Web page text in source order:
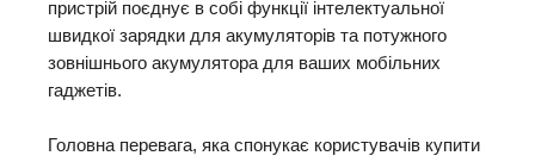
пристрій поєднує в собі функції інтелектуальної
швидкої зарядки для акумуляторів та потужного
зовнішнього акумулятора для ваших мобільних
гаджетів.
Головна перевага, яка спонукає користувачів купити